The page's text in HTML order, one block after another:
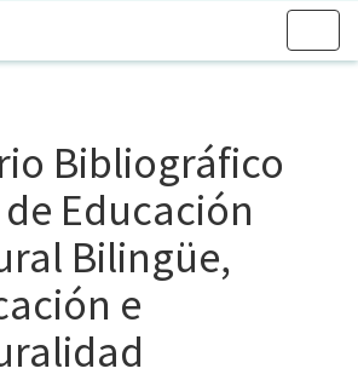
Bibliográfico
Educación
Bilingüe,
e